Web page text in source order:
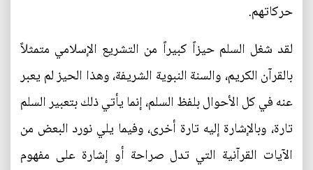
حركاتهم.
لقد شغل السلم حيزاً كبيراً من التشريع الإسلامي متمثلاً
بالقرآن الكريم، والسنة النبوية الشريفة، وهذا الحيز لم يعبر
عنه في كل الأحوال بلفظ السلم، إنما يأتي ذلك بتعبير السلم
تارة، وبالإشارة إليه تارة أخرى، وفيما يلي نورد البعض من
الآيات القرآنية التي تدل صراحة أو إشارة على مفهوم